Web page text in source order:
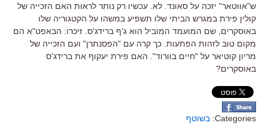
ש"אווטאר" יזכה על סאונד. לא. עכשיו רק נותר לראות האם הזכייה של
קולין פירת במגרש הביתי שלו תשפיע במשהו על הקטגוריה שלו
באוסקרים, שם המועמד המוביל הוא ג'ף ברידג'ס. זיכרו: הבאפט"א הם
מקום טוב לזהות הפתעות. כך קרה עם "הפסנתרן" ועם הזכייה של
מריון קוטיאר על "חיים בוורוד". האם פירת יעקוף את ברידג'ס
באוסקרים?
Categories: בשוטף